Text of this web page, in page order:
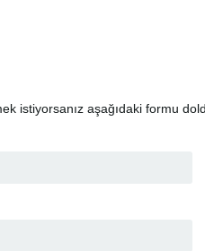
istiyorsanız aşağıdaki formu